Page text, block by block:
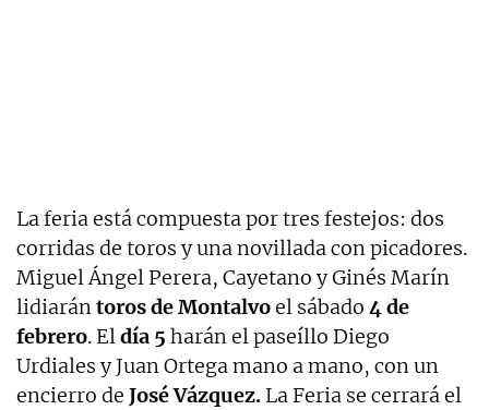
La feria está compuesta por tres festejos: dos
corridas de toros y una novillada con picadores.
Miguel Ángel Perera, Cayetano y Ginés Marín
lidiarántoros de Montalvoel sábado 4 de
febrero. Eldía 5 harán el paseíllo Diego
Urdiales y Juan Ortega mano a mano, con un
encierro de José Vázquez. La Feria se cerrará el